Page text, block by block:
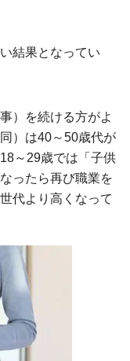
結果となってい
）を続ける方がよ
）は40～50歳代が
～29歳では「子供
ったら再び職業を
代より高くなって